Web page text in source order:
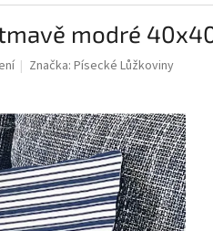
modré
Značka:Písecké Lůžkoviny